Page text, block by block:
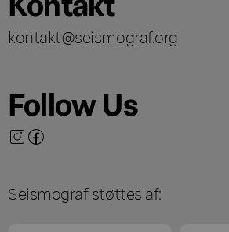
kontakt@seismograf.org
Follow Us
Seismograf støttes af: